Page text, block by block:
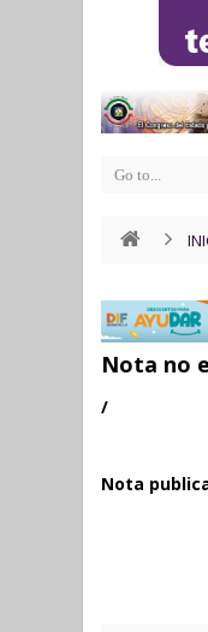
Nota no
/
Nota